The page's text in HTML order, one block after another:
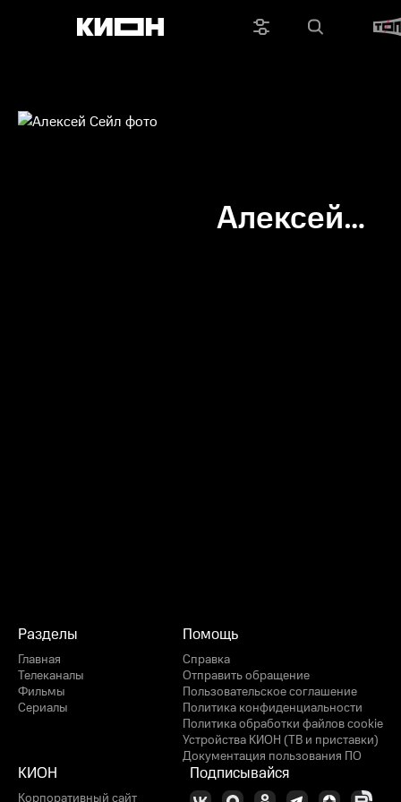
Алексей
Разделы
Главная
Телеканалы
Фильмы
Сериалы
Помощь
Справка
Отправить обращение
Пользовательское соглашение
Политика конфиденциальности
Политика обработки файлов cookie
Устройства КИОН (ТВ и приставки)
Документация пользования ПО
КИОН
Корпоративный сайт
Подписывайся